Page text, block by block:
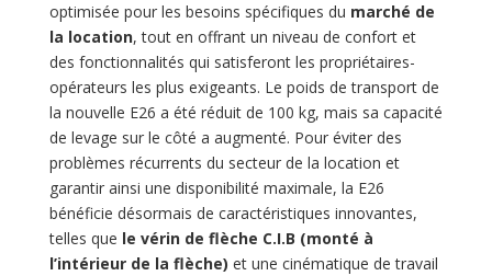
optimisée pour les besoins spécifiques du marché de
la location, tout en offrant un niveau de confort et
des fonctionnalités qui satisferont les propriétaires-
opérateurs les plus exigeants. Le poids de transport de
la nouvelle E26 a été réduit de 100 kg, mais sa capacité
de levage sur le côté a augmenté. Pour éviter des
problèmes récurrents du secteur de la location et
garantir ainsi une disponibilité maximale, la E26
bénéficie désormais de caractéristiques innovantes,
telles que le vérin de flèche C.I.B (monté à
l’intérieur de la flèche) et une cinématique de travail